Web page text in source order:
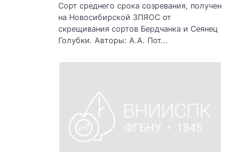
Сорт среднего срока созревания, получен
на Новосибирской ЗПЯОС от
скрещивания сортов Бердчанка и Сеянец
Голубки. Авторы: А.А. Пот...